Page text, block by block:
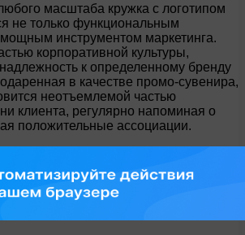
масштаба кружка с логотипом
не только функциональным
инструментом маркетинга.
корпоративной культуры,
к определенному бренду
в качестве промо-сувенира,
неотъемлемой частью
клиента, регулярно напоминая о
положительные ассоциации.